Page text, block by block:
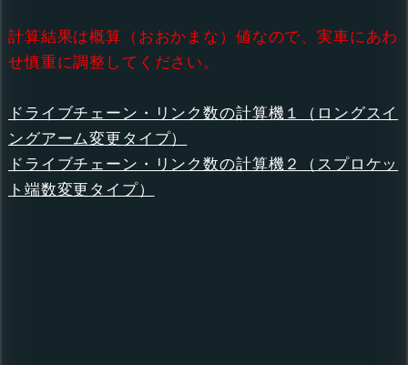
計算結果は概算（おおかまな）値なので、実車にあわ
せ慎重に調整してください。
ドライブチェーン・リンク数の計算機１（ロングスイ
ングアーム変更タイプ）
ドライブチェーン・リンク数の計算機２（スプロケッ
ト端数変更タイプ）